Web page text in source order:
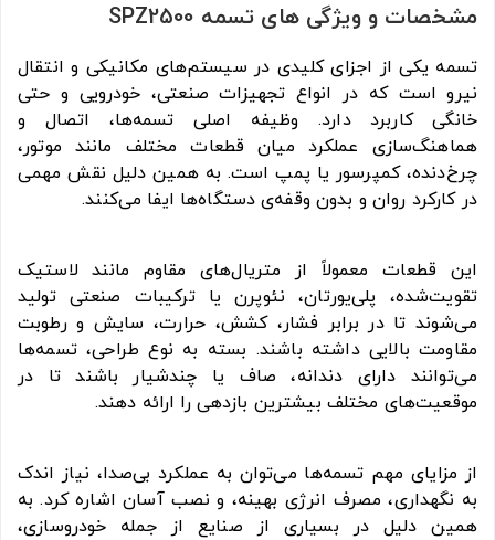
مشخصات و ویژگی های تسمه SPZ2500
تسمه یکی از اجزای کلیدی در سیستم‌های مکانیکی و انتقال
نیرو است که در انواع تجهیزات صنعتی، خودرویی و حتی
خانگی کاربرد دارد. وظیفه اصلی تسمه‌ها، اتصال و
هماهنگ‌سازی عملکرد میان قطعات مختلف مانند موتور،
چرخ‌دنده، کمپرسور یا پمپ است. به همین دلیل نقش مهمی
در کارکرد روان و بدون وقفه‌ی دستگاه‌ها ایفا می‌کنند.
این قطعات معمولاً از متریال‌های مقاوم مانند لاستیک
تقویت‌شده، پلی‌یورتان، نئوپرن یا ترکیبات صنعتی تولید
می‌شوند تا در برابر فشار، کشش، حرارت، سایش و رطوبت
مقاومت بالایی داشته باشند. بسته به نوع طراحی، تسمه‌ها
می‌توانند دارای دندانه، صاف یا چندشیار باشند تا در
موقعیت‌های مختلف بیشترین بازدهی را ارائه دهند.
از مزایای مهم تسمه‌ها می‌توان به عملکرد بی‌صدا، نیاز اندک
به نگهداری، مصرف انرژی بهینه، و نصب آسان اشاره کرد. به
همین دلیل در بسیاری از صنایع از جمله خودروسازی،